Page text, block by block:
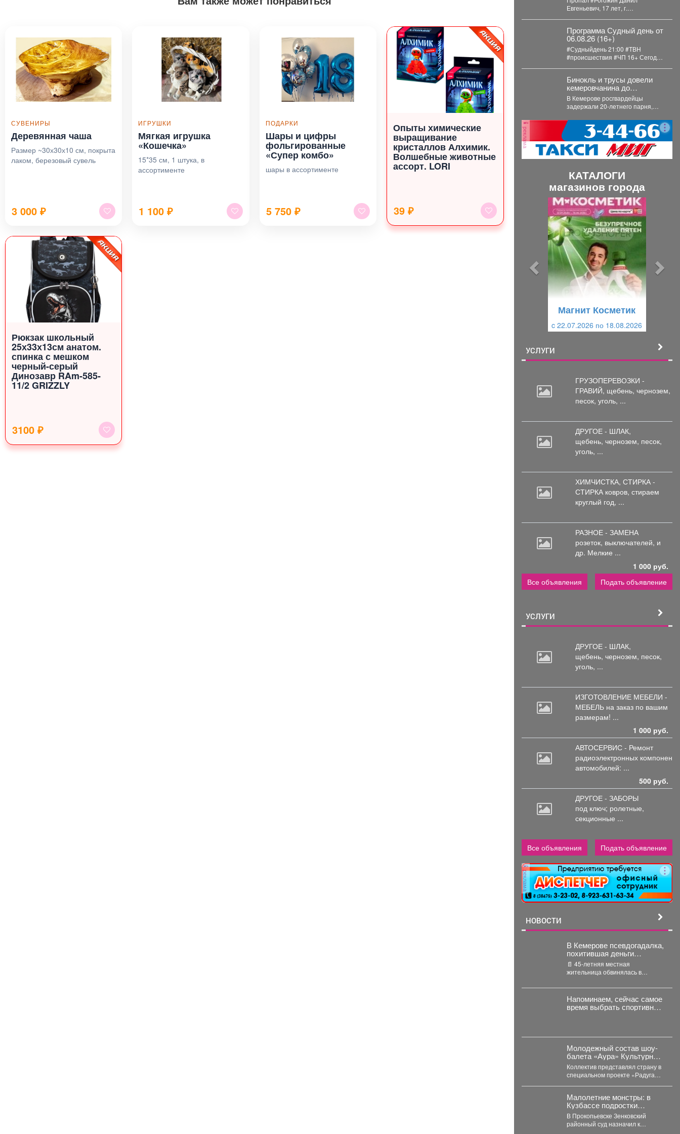
СУВЕНИРЫ
Деревянная чаша
Размер ~30х30х10 см, покрыта
лаком, березовый сувель
3 000 ₽
ИГРУШКИ
Мягкая игрушка
«Кошечка»
15*35 см, 1 штука, в
ассортименте
1 100 ₽
ПОДАРКИ
Шары и цифры
фольгированные
«Супер комбо»
шары в ассортименте
5 750₽
Опыты химические
выращивание
кристаллов Алхимик.
Волшебные животные
ассорт. LORI
39 ₽
Рюкзак школьный
25х33х13см анатом.
спинка с мешком
черный-серый
Динозавр RAm-585-
11/2 GRIZZLY
3100 ₽
Евгеньевич, 17 лет, г.
Программа Судный день от
06.08.26 (16+)
#Судныйдень 21:00 #ТВН
#происшествия #ЧП 16+ Сегодня
Бинокль и трусы довели
кемеровчанина до
уголовного дела
В Кемерове росгвардейцы
задержали 20-летнего парня,
гипермаркета необычный
комплектвещей. В...
реклама
КАТАЛОГИ
магазинов города
Магнит Косметик
c 22.07.2026 по 18.08.2026
УСЛУГИ
ГРУЗОПЕРЕВОЗКИ -
ГРАВИЙ, щебень, чернозем,
песок, уголь, ...
ДРУГОЕ - ШЛАК,
щебень, чернозем, песок,
уголь, ...
ХИМЧИСТКА, СТИРКА -
СТИРКА ковров, стираем
круглый год, ...
РАЗНОЕ - ЗАМЕНА
розеток, выключателей, и
др. Мелкие ...
1 000 руб.
Все объявления
Подать объявление
УСЛУГИ
ДРУГОЕ - ШЛАК,
щебень, чернозем, песок,
уголь, ...
ИЗГОТОВЛЕНИЕ МЕБЕЛИ -
МЕБЕЛЬ на заказ по вашим
размерам! ...
1 000 руб.
АВТОСЕРВИС - Ремонт
радиоэлектронных
автомобилей: ...
500 руб.
ДРУГОЕ - ЗАБОРЫ
под ключ; ролетные,
секционные ...
Все объявления Подать объявление
реклама
НОВОСТИ
В Кемерове псевдогадалка,
похитившая деньги
пенсионерки во время
обряда снятия порчи,
отправилась в колонию-
поселение
📄 45-летняя местная
жительница обвинялась в
предусмотренного ч. 2 ст. 158 УК
РФ...
Напоминаем, сейчас самое
время выбрать спортивную
Молодежный состав шоу-
балета «Аура» Культурно-
спортивного центра
металлургов победил в
международном конкурсе
«Славянский базар» в
Витебске.
Коллектив представлял страну в
специальном проекте «Радуга
коллективы из России,...
Малолетние монстры: в
Кузбассе подростки
избили, запихали в
багажник, и похитили 10-
летнего ребенка
В Прокопьевске Зенковский
районный суд назначил к